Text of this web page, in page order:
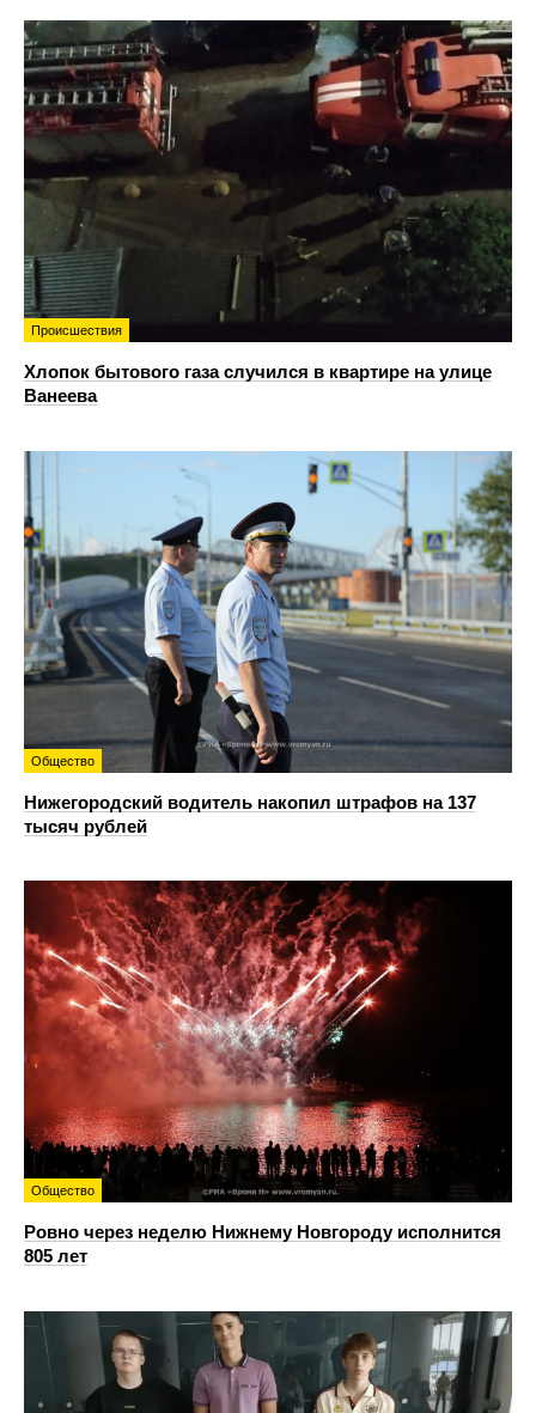
Происшествия
Хлопок бытового газа случился в квартире на улице
Ванеева
Общество
Нижегородский водитель накопил штрафов на 137
тысяч рублей
Общество
Ровно через неделю Нижнему Новгороду исполнится
805 лет